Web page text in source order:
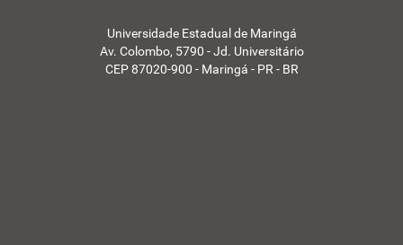
Universidade Estadual de Maringá
Av. Colombo, 5790 - Jd. Universitário
CEP 87020-900 - Maringá - PR - BR